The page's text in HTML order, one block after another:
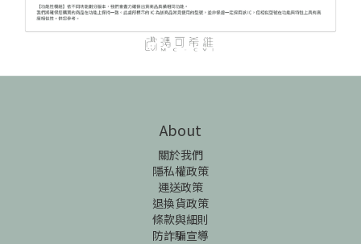
About
關於我們
隱私權政策
運送政策
退換貨政策
條款與細則
防詐騙宣導